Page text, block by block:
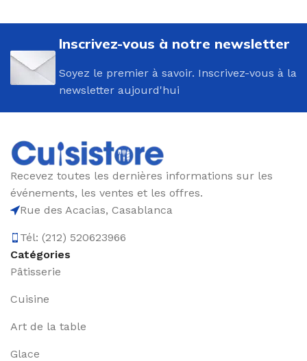
Inscrivez-vous à notre newsletter
Soyez le premier à savoir. Inscrivez-vous à la
newsletter aujourd'hui
Recevez toutes les dernières informations sur les
événements, les ventes et les offres.
Rue des Acacias, Casablanca
Tél: (212) 520623966
Catégories
Pâtisserie
Cuisine
Art de la table
Glace